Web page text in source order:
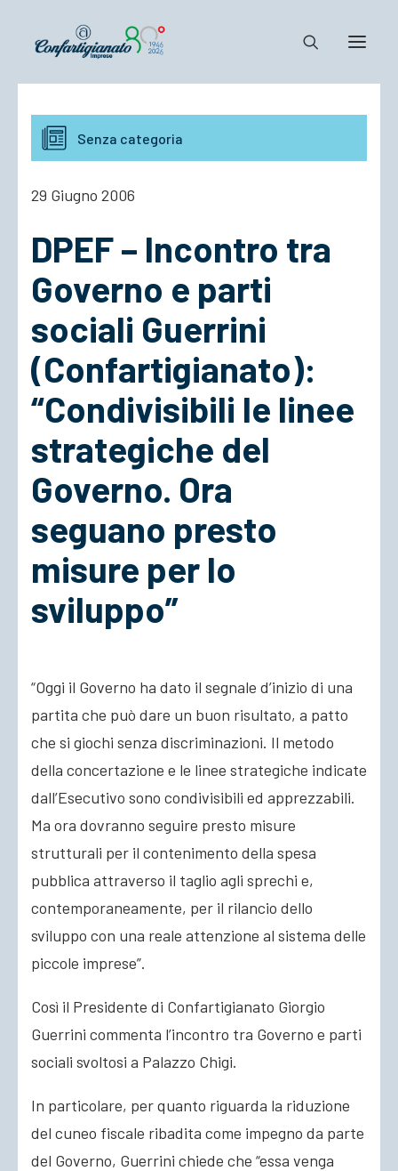
Notizie e Documenti
Confartigianato
Cosa Facciamo
ACCEDI
Senza categoria
29 Giugno 2006
DPEF – Incontro tra
Governo e parti
sociali Guerrini
(Confartigianato):
“Condivisibili le linee
strategiche del
Governo. Ora
seguano presto
misure per lo
sviluppo”
“Oggi il Governo ha dato il segnale d’inizio di una
partita che può dare un buon risultato, a patto
che si giochi senza discriminazioni. Il metodo
della concertazione e le linee strategiche indicate
dall’Esecutivo sono condivisibili ed apprezzabili.
Ma ora dovranno seguire presto misure
strutturali per il contenimento della spesa
pubblica attraverso il taglio agli sprechi e,
contemporaneamente, per il rilancio dello
sviluppo con una reale attenzione al sistema delle
piccole imprese”.
Così il Presidente di Confartigianato Giorgio
Guerrini commenta l’incontro tra Governo e parti
sociali svoltosi a Palazzo Chigi.
In particolare, per quanto riguarda la riduzione
del cuneo fiscale ribadita come impegno da parte
del Governo, Guerrini chiede che “essa venga